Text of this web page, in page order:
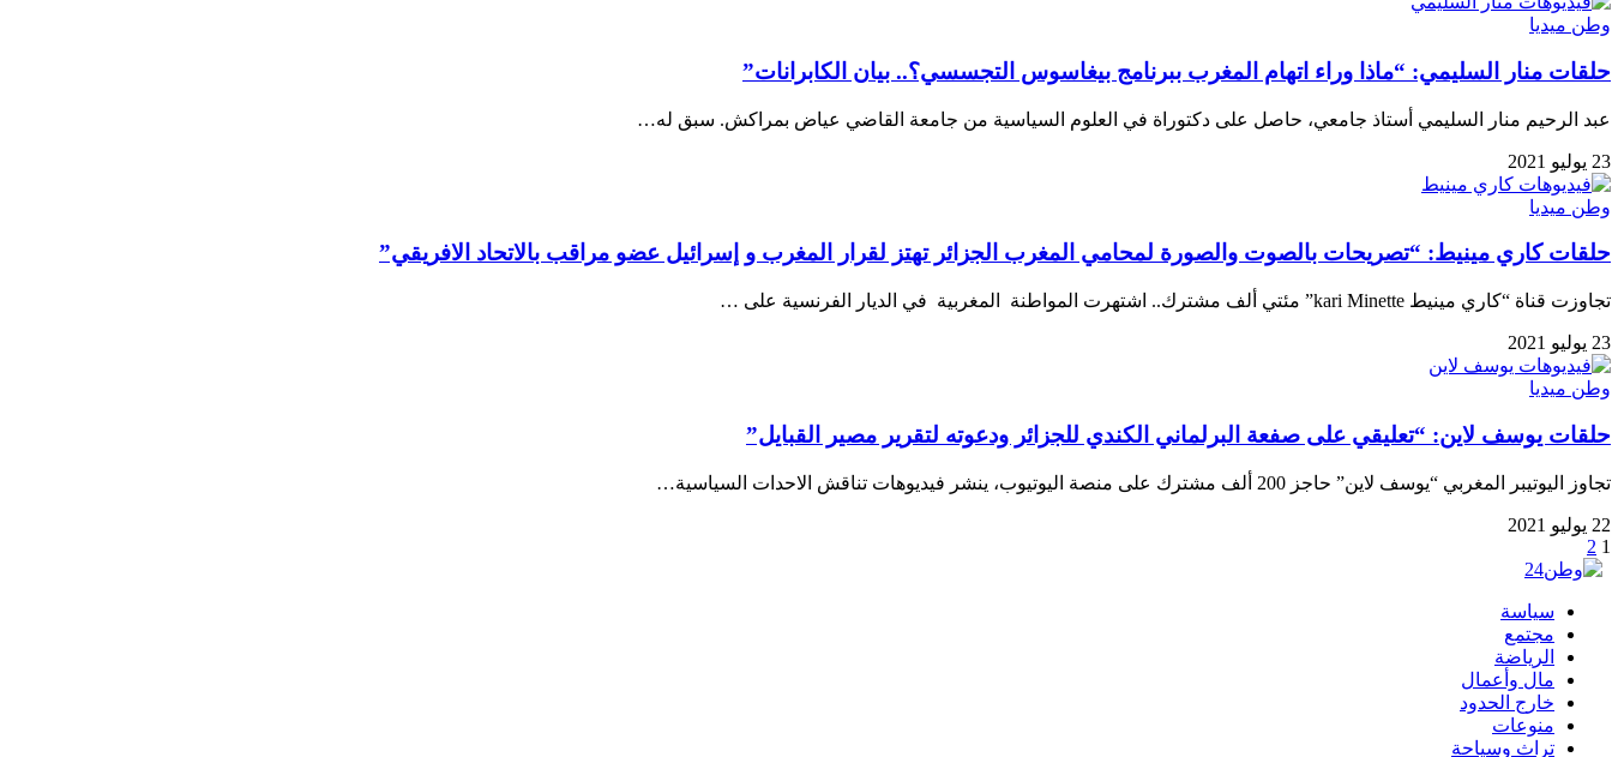
وطن ميديا
حلقات منار السليمي: “ماذا وراء اتهام المغرب ببرنامج بيغاسوس التجسسي؟.. بيان الكابرانات”
عبد الرحيم منار السليمي أستاذ جامعي، حاصل على دكتوراة في العلوم السياسية من جامعة القاضي عياض بمراكش. سبق له…
23 يوليو 2021
وطن ميديا
حلقات كاري مينيط: “تصريحات بالصوت والصورة لمحامي المغرب الجزائر تهتز لقرار المغرب و إسرائيل عضو مراقب بالاتحاد الافريقي”
تجاوزت قناة “كاري مينيط kari Minette” مئتي ألف مشترك.. اشتهرت المواطنة المغربية في الديار الفرنسية على …
23 يوليو 2021
وطن ميديا
حلقات يوسف لاين: “تعليقي على صفعة البرلماني الكندي للجزائر ودعوته لتقرير مصير القبايل”
تجاوز اليوتيبر المغربي “يوسف لاين” حاجز 200 ألف مشترك على منصة اليوتيوب، ينشر فيديوهات تناقش الاحدات السياسية…
22 يوليو 2021
1
2
سياسة
مجتمع
الرياضة
مال وأعمال
خارج الحدود
منوعات
تراث وسياحة